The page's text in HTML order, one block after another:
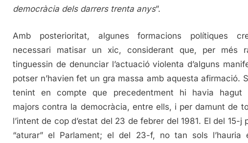
democràcia dels darrers trenta anys”.
Amb posterioritat, algunes formacions polítiques
necessari matisar un xic, considerant que, per més
tinguessin de denunciar l’actuació violenta d’alguns
potser n’havien fet un gra massa amb aquesta afirmació.
tenint en compte que precedentment hi havia hagut
majors contra la democràcia, entre ells, i per damunt de
l’intent de cop d’estat del 23 de febrer del 1981. El del 15-j
“aturar” el Parlament; el del 23-f, no tan sols l’hauria